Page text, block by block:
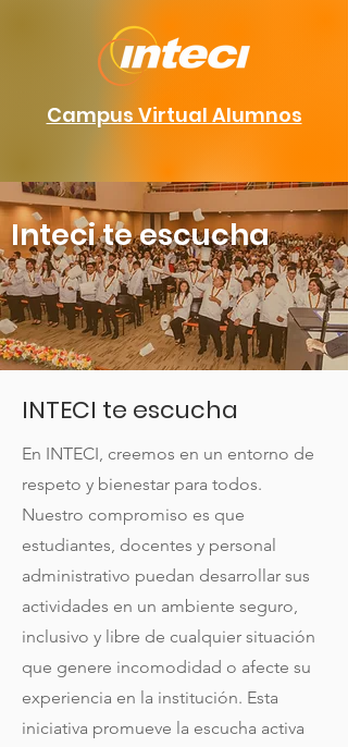
Campus Virtual Alumnos
Inteci te escucha
INTECI te escucha
En INTECI, creemos en un entorno de
respeto y bienestar para todos.
Nuestro compromiso es que
estudiantes, docentes y personal
administrativo puedan desarrollar sus
actividades en un ambiente seguro,
inclusivo y libre de cualquier situación
que genere incomodidad o afecte su
experiencia en la institución. Esta
iniciativa promueve la escucha activa